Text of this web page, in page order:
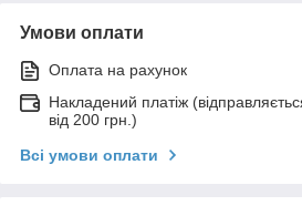
Умови оплати
Оплата на рахунок
Накладений платіж
від 200 грн.)
Всі умови оплати